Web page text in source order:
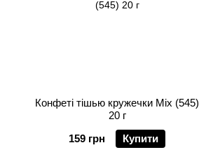
Конфеті тішью кружечки Mix (545)
20 г
159 грн
Купити